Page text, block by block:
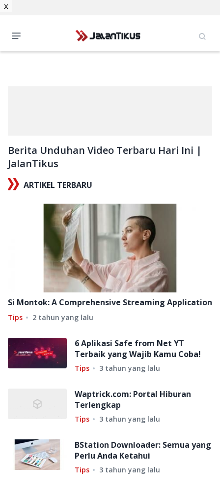
Berita Unduhan Video Terbaru Hari Ini |
JalanTikus
ARTIKEL TERBARU
Si Montok: A Comprehensive Streaming Application
Tips 2 tahun yang lalu
6 Aplikasi Safe from Net YT
Terbaik yang Wajib Kamu Coba!
Tips 3 tahun yang lalu
Waptrick.com: Portal Hiburan
Terlengkap
Tips 3 tahun yang lalu
BStation Downloader: Semua yang
Perlu Anda Ketahui
Tips 3 tahun yang lalu
x